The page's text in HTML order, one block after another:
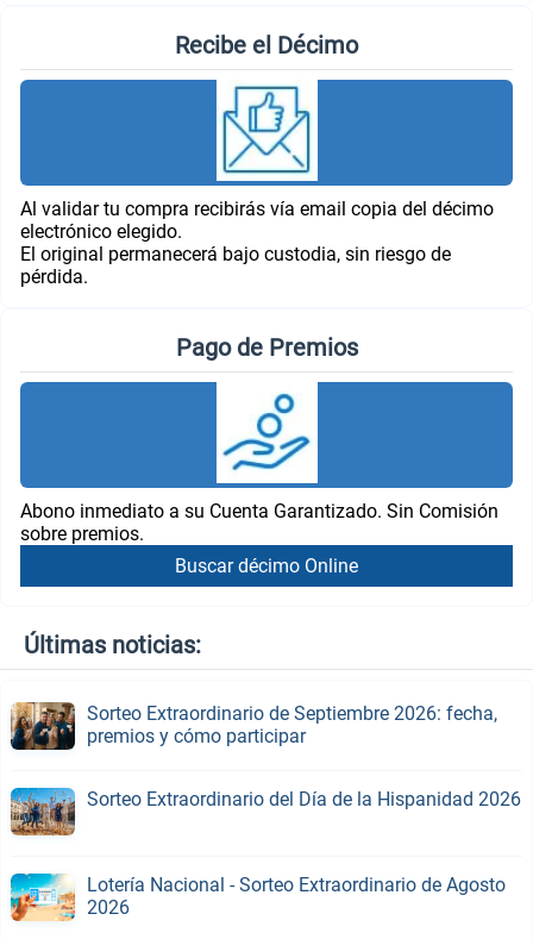
Recibe el Décimo
Al validar tu compra recibirás vía email copia del décimo
electrónico elegido.
El original permanecerá bajo custodia, sin riesgo de
pérdida.
Pago de Premios
Abono inmediato a su Cuenta Garantizado. Sin Comisión
sobre premios.
Buscar décimo Online
Últimas noticias:
Sorteo Extraordinario de Septiembre 2026: fecha,
premios y cómo participar
Sorteo Extraordinario del Día de la Hispanidad 2026
Lotería Nacional - Sorteo Extraordinario de Agosto
2026